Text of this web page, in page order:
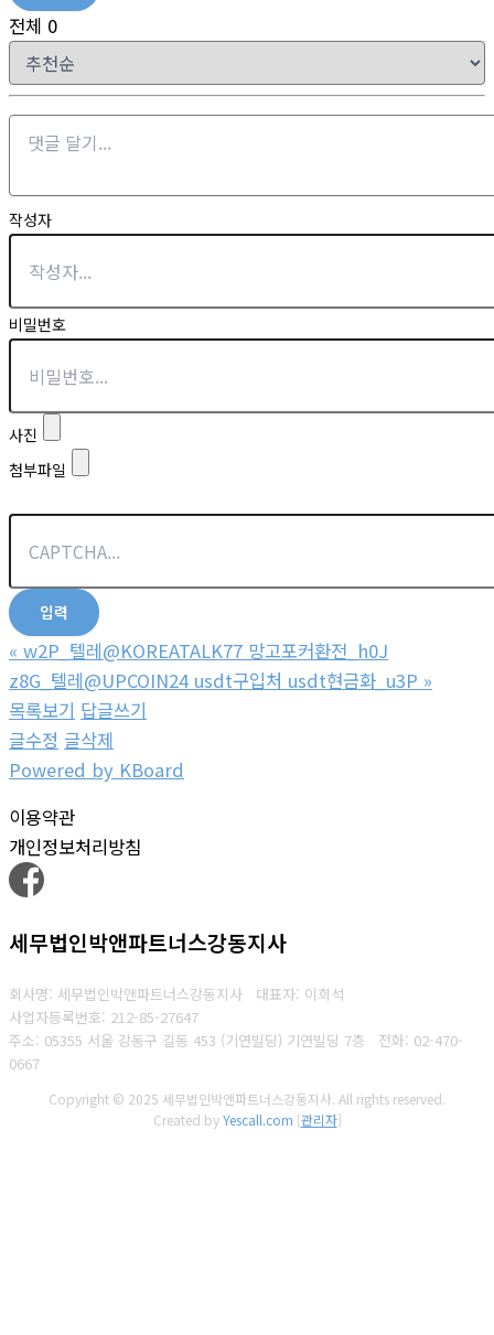
전체 0
작성자
비밀번호
사진
첨부파일
« w2P_텔레@KOREATALK77 망고포커환전_h0J
z8G_텔레@UPCOIN24 usdt구입처 usdt현금화_u3P »
목록보기 답글쓰기
글수정 글삭제
Powered by KBoard
이용약관
개인정보처리방침
세무법인박앤파트너스강동지사
회사명: 세무법인박앤파트너스강동지사 대표자: 이희석
사업자등록번호: 212-85-27647
주소: 05355 서울 강동구 길동 453 (기연빌딩) 기연빌딩 7층 전화: 02-470-
0667
Copyright © 2025 세무법인박앤파트너스강동지사. All rights reserved.
Created byYescall.com [관리자]